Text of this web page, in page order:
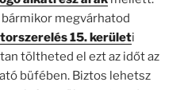
megvárhatod
15. kerületi
töltheted el ezt az időt az
büfében. Biztos lehetsz